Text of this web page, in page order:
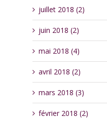
juillet 2018 (2)
juin 2018 (2)
mai 2018 (4)
avril 2018 (2)
mars 2018 (3)
février 2018 (2)